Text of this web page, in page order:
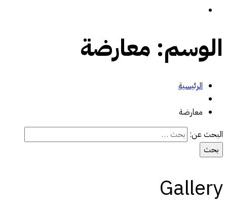
الوسم: معارضة
الرئيسية
معارضة
البحث عن:
Gallery